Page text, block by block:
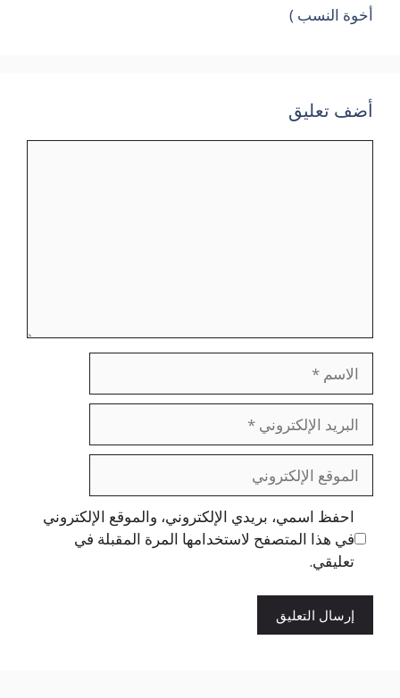
أخوة النسب )
أضف تعليق
الاسم
البريد
الإلكتروني
الموقع
الإلكتروني
احفظ اسمي، بريدي الإلكتروني، والموقع الإلكتروني
في هذا المتصفح لاستخدامها المرة المقبلة في
تعليقي.